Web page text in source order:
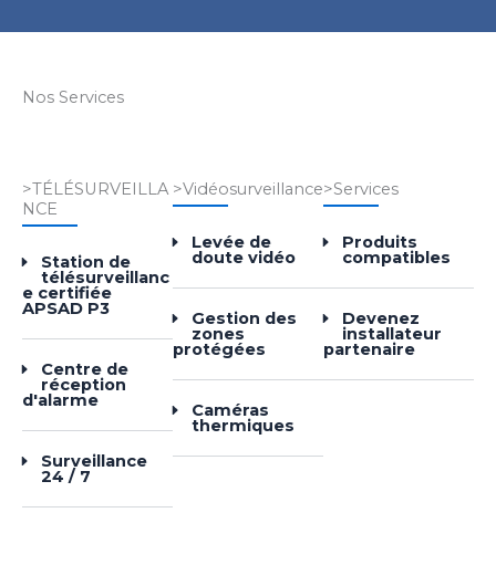
Nos Services
>TÉLÉSURVEILLA
NCE
Station de
télésurveillanc
e certifiée
APSAD P3
Centre de
réception
d'alarme
Surveillance
24 / 7
>Vidéosurveillance
Levée de
doute vidéo
Gestion des
zones
protégées
Caméras
thermiques
>Services
Produits
compatibles
Devenez
installateur
partenaire